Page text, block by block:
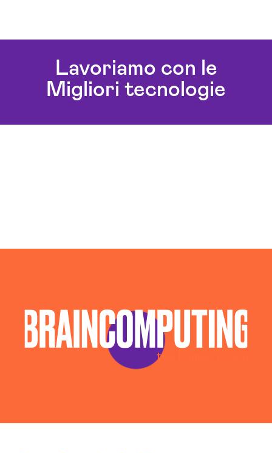
Lavoriamo con le
Migliori tecnologie